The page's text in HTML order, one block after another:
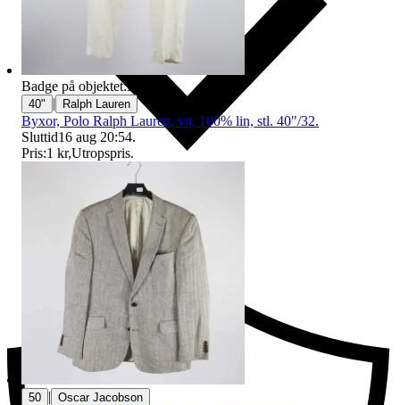
Ersättning om du inte får din vara
Badge på objektet:Ny
40" | Ralph Lauren
Byxor, Polo Ralph Lauren, vit, 100% lin, stl. 40"/32.
Sluttid16 aug 20:54.
Pris:1 kr,Utropspris.
50 | Oscar Jacobson